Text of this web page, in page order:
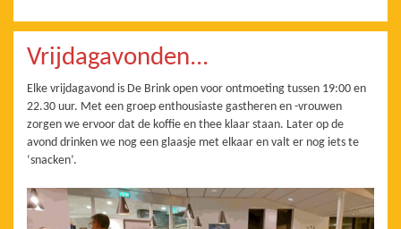
Vrijdagavonden...
Elke vrijdagavond is De Brink open voor ontmoeting tussen 19:00 en
22.30 uur. Met een groep enthousiaste gastheren en -vrouwen
zorgen we ervoor dat de koffie en thee klaar staan. Later op de
avond drinken we nog een glaasje met elkaar en valt er nog iets te
‘snacken’.